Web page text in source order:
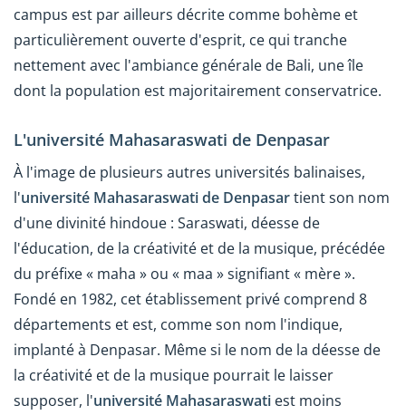
campus est par ailleurs décrite comme bohème et
particulièrement ouverte d'esprit, ce qui tranche
nettement avec l'ambiance générale de Bali, une île
dont la population est majoritairement conservatrice.
L'université Mahasaraswati de Denpasar
À l'image de plusieurs autres universités balinaises,
l'université Mahasaraswati de Denpasartient son nom
d'une divinité hindoue : Saraswati, déesse de
l'éducation, de la créativité et de la musique, précédée
du préfixe « maha » ou « maa » signifiant « mère ».
Fondé en 1982, cet établissement privé comprend 8
départements et est, comme son nom l'indique,
implanté à Denpasar. Même si le nom de la déesse de
la créativité et de la musique pourrait le laisser
supposer, l'université Mahasaraswati est moins